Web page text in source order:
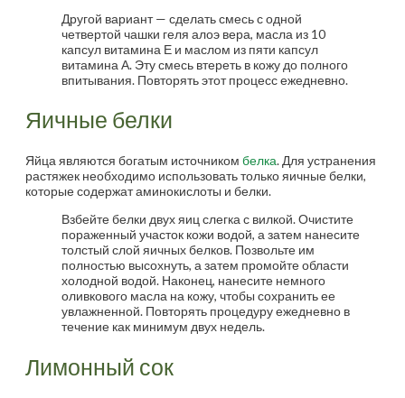
Другой вариант — сделать смесь с одной
четвертой чашки геля алоэ вера, масла из 10
капсул витамина Е и маслом из пяти капсул
витамина А. Эту смесь втереть в кожу до полного
впитывания. Повторять этот процесс ежедневно.
Яичные белки
Яйца являются богатым источником белка. Для устранения
растяжек необходимо использовать только яичные белки,
которые содержат аминокислоты и белки.
Взбейте белки двух яиц слегка с вилкой. Очистите
пораженный участок кожи водой, а затем нанесите
толстый слой яичных белков. Позвольте им
полностью высохнуть, а затем промойте области
холодной водой. Наконец, нанесите немного
оливкового масла на кожу, чтобы сохранить ее
увлажненной. Повторять процедуру ежедневно в
течение как минимум двух недель.
Лимонный сок